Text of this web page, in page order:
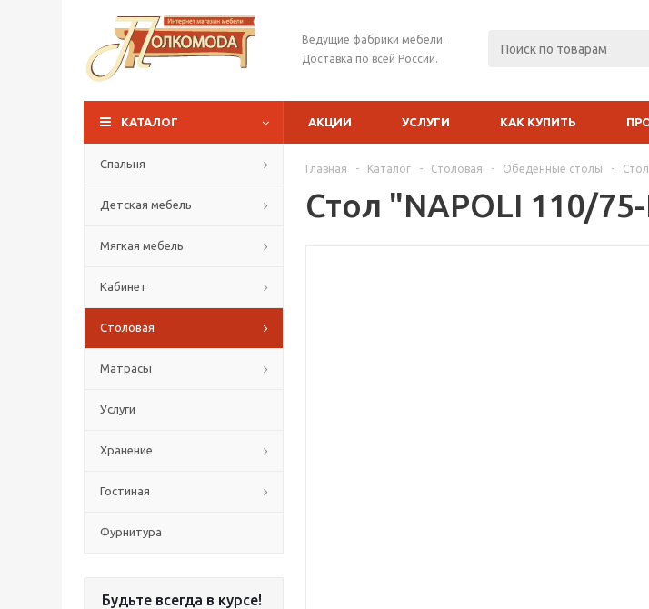
Ведущие фабрики мебели.
Доставка по всей России.
КАТАЛОГ АКЦИИ УСЛУГИ КАК КУПИТЬ
Спальня
Детская мебель
Мягкая мебель
Кабинет
Столовая
Матрасы
Услуги
Хранение
Гостиная
Фурнитура
Будьте всегда в курсе!
Главная - Каталог - Столовая - Обеденные столы -
Стол "NAPOLI 110/